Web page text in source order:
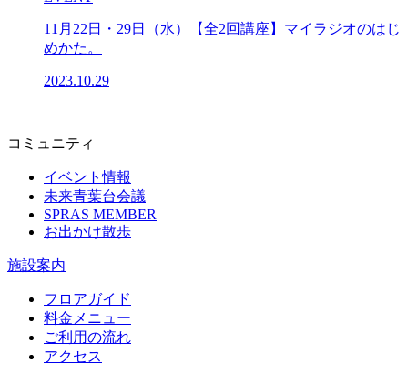
11月22日・29日（水）【全2回講座】マイラジオのはじ
めかた。
2023.10.29
コミュニティ
イベント情報
未来青葉台会議
SPRAS MEMBER
お出かけ散歩
施設案内
フロアガイド
料金メニュー
ご利用の流れ
アクセス